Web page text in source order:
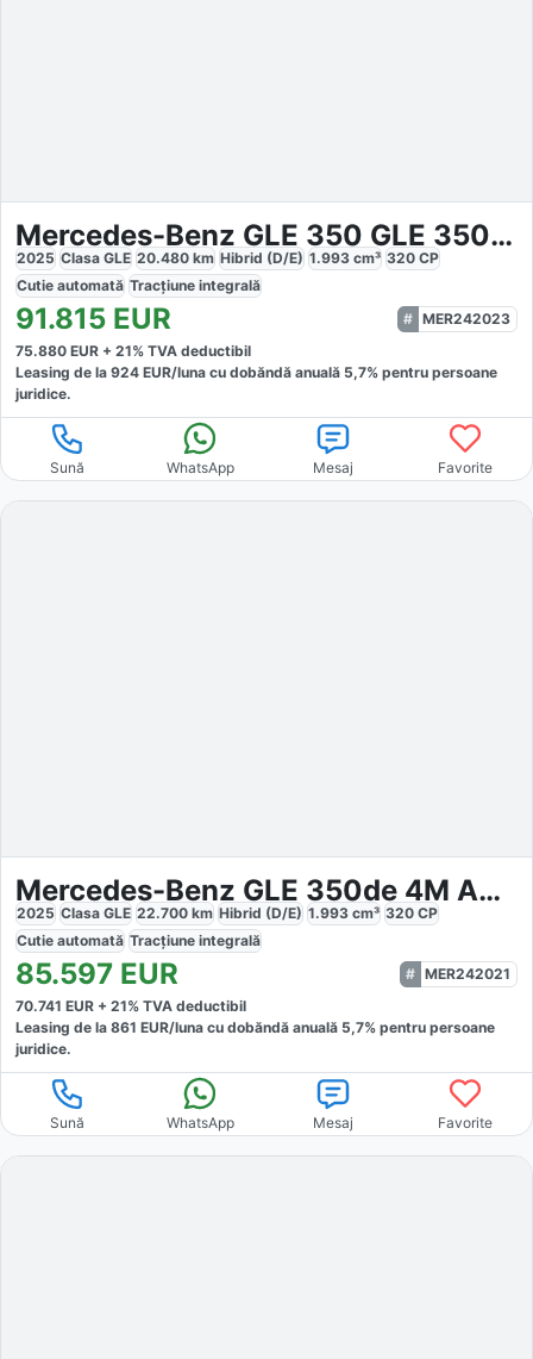
Mercedes-Benz GLE 350 GLE 350de 4M AMG Coupe
2025 Clasa GLE 20.480 km Hibrid (D/E) 1.993 cm³ 320 CP
Cutie automată Tracțiune integrală
91.815 EUR
MER242023
75.880 EUR + 21% TVA deductibil
Leasing de la 924 EUR/luna cu dobăndă anuală 5,7% pentru persoane
juridice.
Sună WhatsApp Mesaj Favorite
Mercedes-Benz GLE 350de 4M AMG
2025 Clasa GLE 22.700 km Hibrid (D/E) 1.993 cm³ 320 CP
Cutie automată Tracțiune integrală
85.597 EUR
MER242021
70.741 EUR + 21% TVA deductibil
Leasing de la 861 EUR/luna cu dobăndă anuală 5,7% pentru persoane
juridice.
Sună WhatsApp Mesaj Favorite